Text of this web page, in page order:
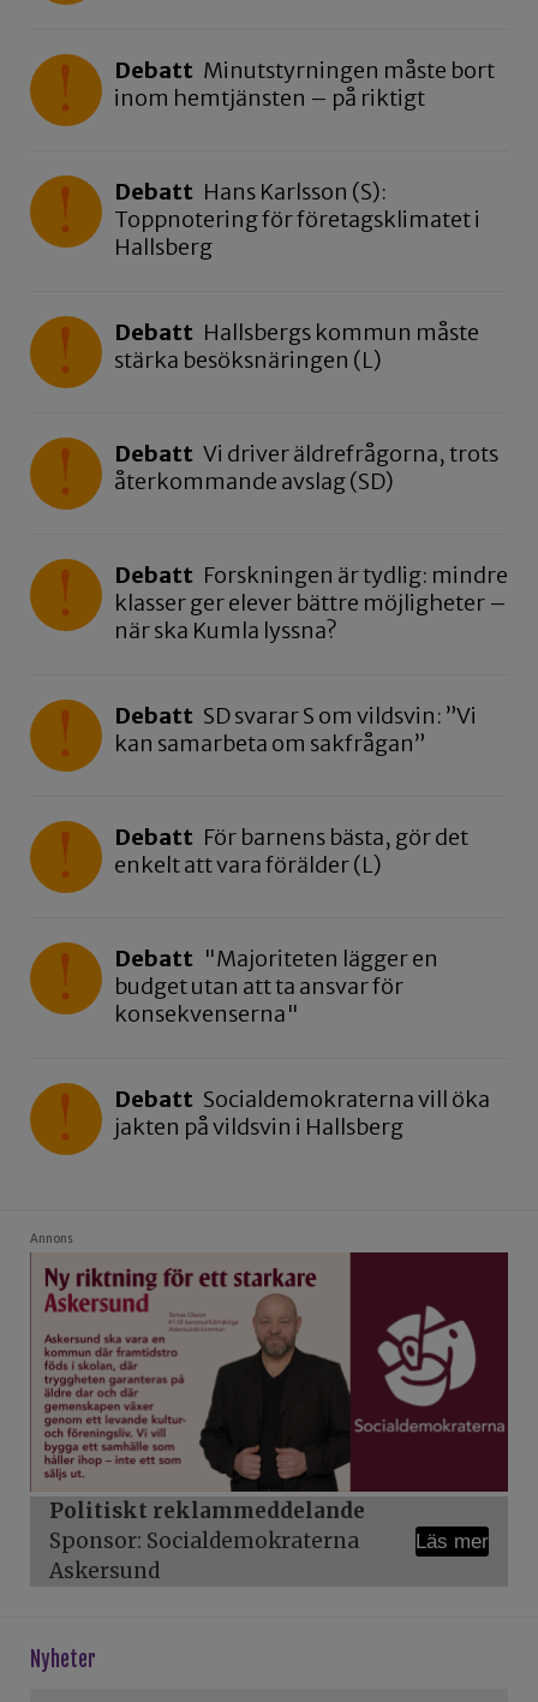
Debatt Minutstyrningen måste bort
inom hemtjänsten – på riktigt
Debatt Hans Karlsson (S):
Toppnotering för företagsklimatet i
Hallsberg
Debatt Hallsbergs kommun måste
stärka besöksnäringen (L)
Debatt Vi driver äldrefrågorna, trots
återkommande avslag (SD)
Debatt Forskningen är tydlig: mindre
klasser ger elever bättre möjligheter –
när ska Kumla lyssna?
Debatt SD svarar S om vildsvin: ”Vi
kan samarbeta om sakfrågan”
Debatt För barnens bästa, gör det
enkelt att vara förälder (L)
Debatt "Majoriteten lägger en
budget utan att ta ansvar för
konsekvenserna"
Debatt Socialdemokraterna vill öka
jakten på vildsvin i Hallsberg
Annons
Politiskt reklammeddelande
Sponsor: Socialdemokraterna
Askersund
Läs mer
Nyheter